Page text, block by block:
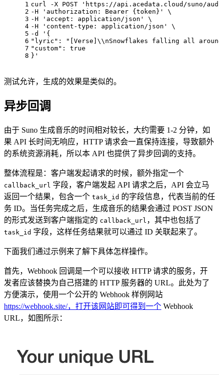
1
2
3
4
5
6
7
8
curl -X POST
'https://api.acedata.cloud/suno/
-H
'authorization: Bearer {token}'
\
-H
'accept: application/json'
\
-H
'content-type: application/json'
\
-d
'{
"lyric": "[Verse]\\nSnowflakes falling all
" custom": true
}'
测试允许，生成的效果是类似的。
异步回调
由于 Suno 生成音乐的时间相对较长，大约需要 1-2 分钟，如
果 API 长时间无响应，HTTP 请求会一直保持连接，导致额外
的系统资源消耗，所以本 API 也提供了异步回调的支持。
整体流程是：客户端发起请求的时候，额外指定一个
callback_url 字段，客户端发起 API 请求之后，API 会立马
返回一个结果，包含一个 task_id 的字段信息，代表当前的任
务 ID。当任务完成之后，生成音乐的结果会通过 POST JSON
的形式发送到客户端指定的 callback_url ，其中也包括了
task_id 字段，这样任务结果就可以通过 ID 关联起来了。
下面我们通过示例来了解下具体怎样操作。
首先，Webhook 回调是一个可以接收 HTTP 请求的服务，开
发者应该替换为自己搭建的 HTTP 服务器的 URL。此处为了
方便演示，使用一个公开的 Webhook 样例网站
https://webhook.site/，打开该网站即可得到一个 Webhook
URL，如图所示：